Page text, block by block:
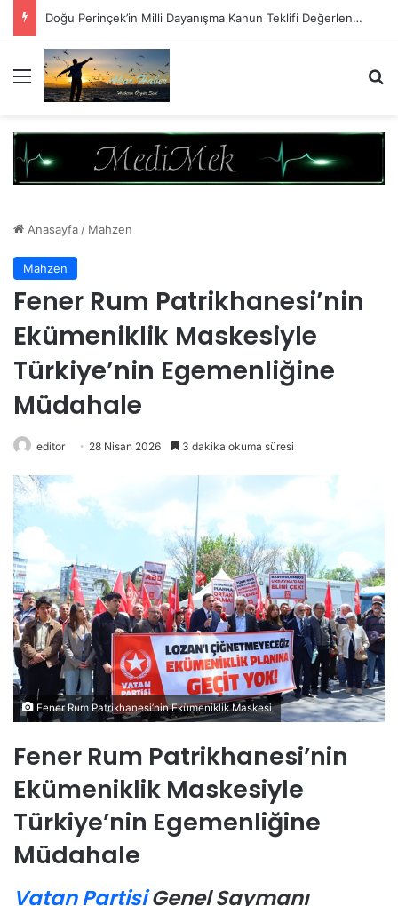
Bu Çerçeve Çözümün Değil Monarşi Anayasasının Çerçevesidir
Menü
Anasayfa / Mahzen
Mahzen
Fener Rum Patrikhanesi’nin
Ekümeniklik Maskesiyle
Türkiye’nin Egemenliğine
Müdahale
editor 28 Nisan 2026 3 dakika okuma süresi
Fener Rum Patrikhanesi’nin Ekümeniklik Maskesi
Fener Rum Patrikhanesi’nin
Ekümeniklik Maskesiyle
Türkiye’nin Egemenliğine
Müdahale
Vatan PartisiGenel Saymanı